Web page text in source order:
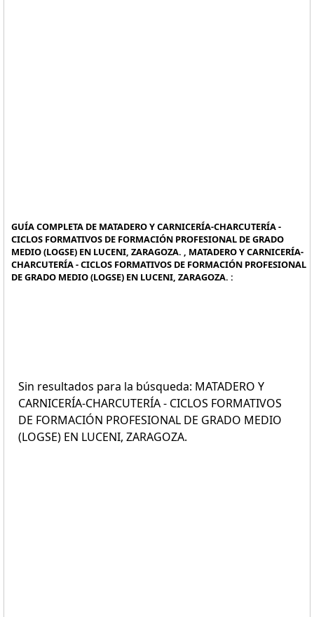
GUÍA COMPLETA DE MATADERO Y CARNICERÍA-CHARCUTERÍA -
CICLOS FORMATIVOS DE FORMACIÓN PROFESIONAL DE GRADO
MEDIO (LOGSE) EN LUCENI, ZARAGOZA. , MATADERO Y CARNICERÍA-
CHARCUTERÍA - CICLOS FORMATIVOS DE FORMACIÓN PROFESIONAL
DE GRADO MEDIO (LOGSE) EN LUCENI, ZARAGOZA. :
Sin resultados para la búsqueda: MATADERO Y
CARNICERÍA-CHARCUTERÍA - CICLOS FORMATIVOS
DE FORMACIÓN PROFESIONAL DE GRADO MEDIO
(LOGSE) EN LUCENI, ZARAGOZA.